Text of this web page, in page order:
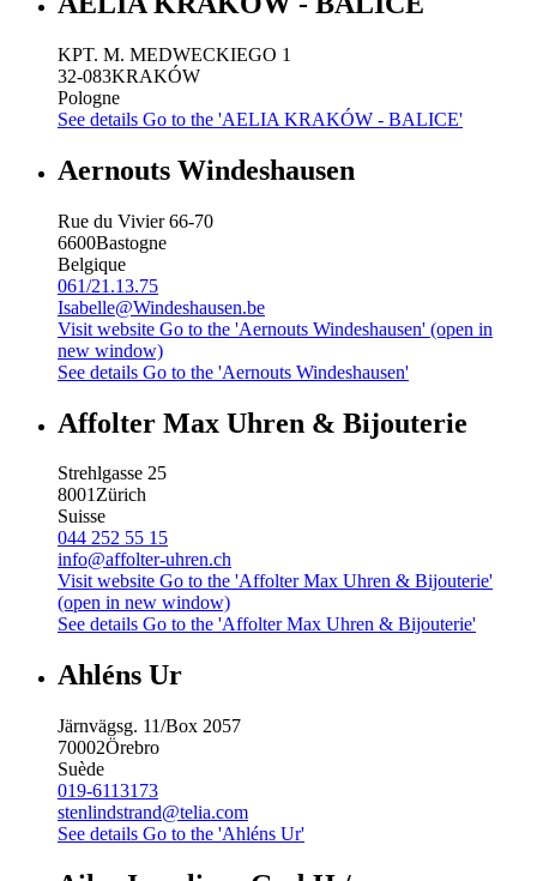
KPT. M. MEDWECKIEGO 1
32-083KRAKÓW
Pologne
See details Go to the 'AELIA KRAKÓW - BALICE'
Aernouts Windeshausen
Rue du Vivier 66-70
6600Bastogne
Belgique
061/21.13.75
Isabelle@Windeshausen.be
Visit website Go to the 'Aernouts Windeshausen' (open in
new window)
See details Go to the 'Aernouts Windeshausen'
Affolter Max Uhren & Bijouterie
Strehlgasse 25
8001Zürich
Suisse
044 252 55 15
info@affolter-uhren.ch
Visit website Go to the 'Affolter Max Uhren & Bijouterie'
(open in new window)
See details Go to the 'Affolter Max Uhren & Bijouterie'
Ahléns Ur
Järnvägsg. 11/Box 2057
70002Örebro
Suède
019-6113173
stenlindstrand@telia.com
See details Go to the 'Ahléns Ur'